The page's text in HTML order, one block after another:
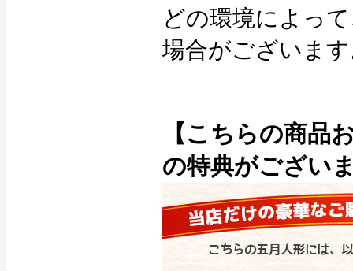
どの環境によっ
場合がございま
【こちらの商品
の特典がござい